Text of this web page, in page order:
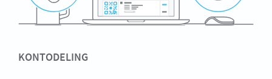
KONTODELING